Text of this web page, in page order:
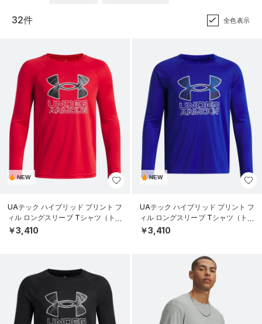
32件 全色表示
NEW
UAテック ハイブリッド プリント フ
ィル ロングスリーブ Tシャツ（トレ
ーニング/BOYS）
￥3,410
NEW
UAテック ハイブリッド プリント フ
ィル ロングスリーブ Tシャツ（トレ
ーニング/BOYS）
￥3,410